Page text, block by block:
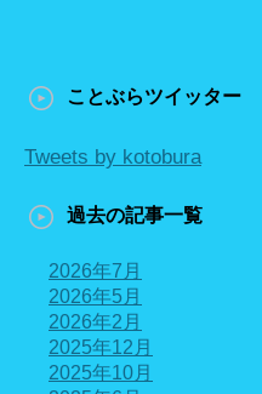
ことぶらツイッター
Tweets by kotobura
過去の記事一覧
2026年7月
2026年5月
2026年2月
2025年12月
2025年10月